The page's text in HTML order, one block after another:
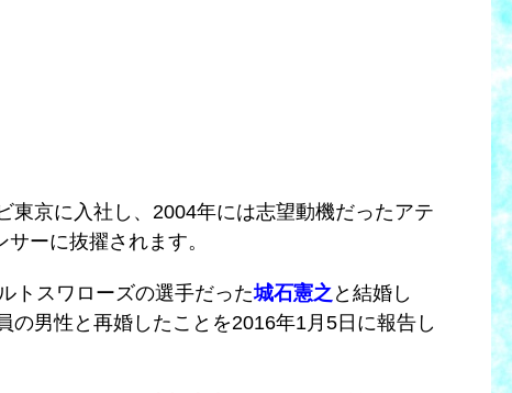
東京に入社し、2004年には志望動機だったアテ
ーに抜擢されます。
トスワローズの選手だった城石憲之 と結婚し
の男性と再婚したことを2016年1月5日に報告し